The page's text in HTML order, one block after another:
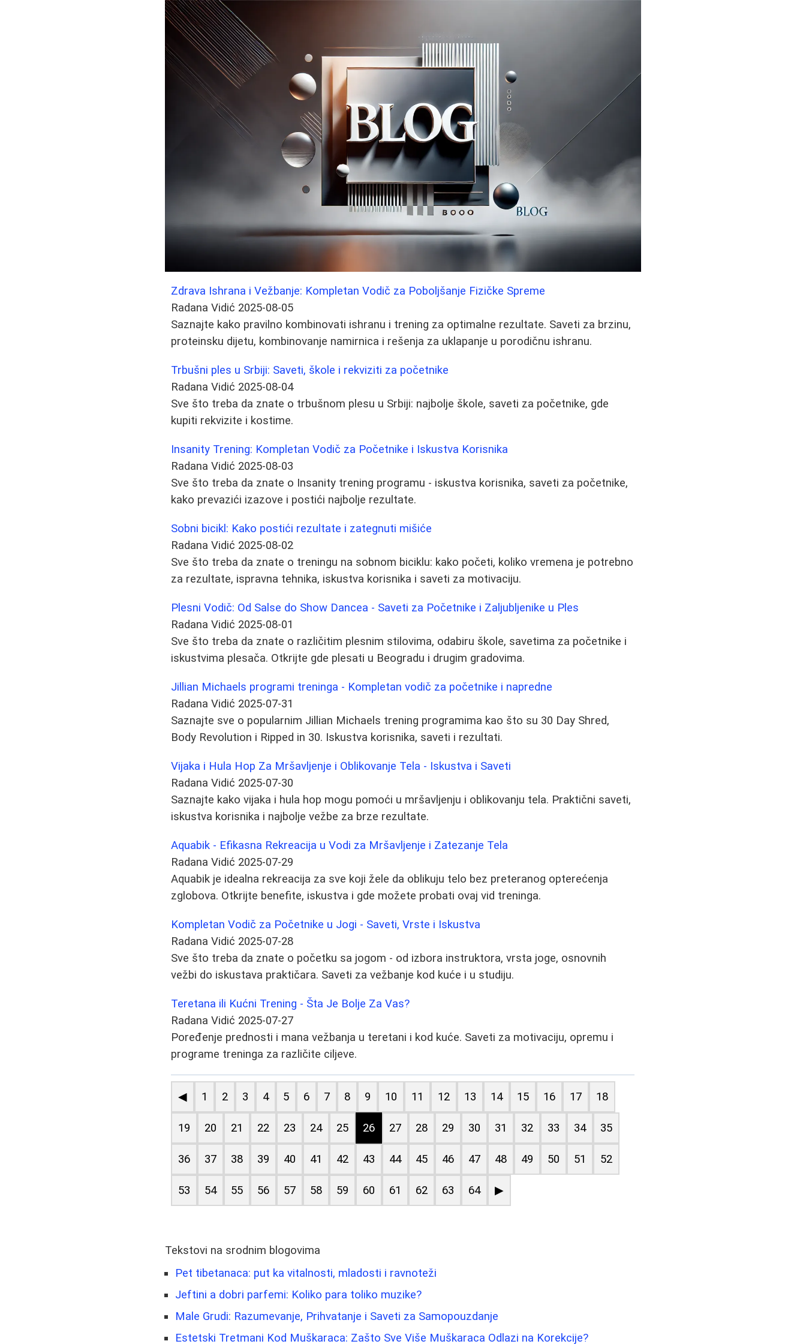
Zdrava Ishrana i Vežbanje: Kompletan Vodič za Poboljšanje Fizičke Spreme
Radana Vidić 2025-08-05
Saznajte kako pravilno kombinovati ishranu i trening za optimalne rezultate. Saveti za brzinu,
proteinsku dijetu, kombinovanje namirnica i rešenja za uklapanje u porodičnu ishranu.
Trbušni ples u Srbiji: Saveti, škole i rekviziti za početnike
Radana Vidić 2025-08-04
Sve što treba da znate o trbušnom plesu u Srbiji: najbolje škole, saveti za početnike, gde
kupiti rekvizite i kostime.
Insanity Trening: Kompletan Vodič za Početnike i Iskustva Korisnika
Radana Vidić 2025-08-03
Sve što treba da znate o Insanity trening programu - iskustva korisnika, saveti za početnike,
kako prevazići izazove i postići najbolje rezultate.
Sobni bicikl: Kako postići rezultate i zategnuti mišiće
Radana Vidić 2025-08-02
Sve što treba da znate o treningu na sobnom biciklu: kako početi, koliko vremena je potrebno
za rezultate, ispravna tehnika, iskustva korisnika i saveti za motivaciju.
Plesni Vodič: Od Salse do Show Dancea - Saveti za Početnike i Zaljubljenike u Ples
Radana Vidić 2025-08-01
Sve što treba da znate o različitim plesnim stilovima, odabiru škole, savetima za početnike i
iskustvima plesača. Otkrijte gde plesati u Beogradu i drugim gradovima.
Jillian Michaels programi treninga - Kompletan vodič za početnike i napredne
Radana Vidić 2025-07-31
Saznajte sve o popularnim Jillian Michaels trening programima kao što su 30 Day Shred,
Body Revolution i Ripped in 30. Iskustva korisnika, saveti i rezultati.
Vijaka i Hula Hop Za Mršavljenje i Oblikovanje Tela - Iskustva i Saveti
Radana Vidić 2025-07-30
Saznajte kako vijaka i hula hop mogu pomoći u mršavljenju i oblikovanju tela. Praktični saveti,
iskustva korisnika i najbolje vežbe za brze rezultate.
Aquabik - Efikasna Rekreacija u Vodi za Mršavljenje i Zatezanje Tela
Radana Vidić 2025-07-29
Aquabik je idealna rekreacija za sve koji žele da oblikuju telo bez preteranog opterećenja
zglobova. Otkrijte benefite, iskustva i gde možete probati ovaj vid treninga.
Kompletan Vodič za Početnike u Jogi - Saveti, Vrste i Iskustva
Radana Vidić 2025-07-28
Sve što treba da znate o početku sa jogom - od izbora instruktora, vrsta joge, osnovnih
vežbi do iskustava praktičara. Saveti za vežbanje kod kuće i u studiju.
Teretana ili Kućni Trening - Šta Je Bolje Za Vas?
Radana Vidić 2025-07-27
Poređenje prednosti i mana vežbanja u teretani i kod kuće. Saveti za motivaciju, opremu i
programe treninga za različite ciljeve.
◀ 1 2 3 4 5 6 7 8 9 10 11 12 13 14 15 16 17 18
19 20 21 22 23 24 25 26 27 28 29 30 31 32 33 34 35
36 37 38 39 40 41 42 43 44 45 46 47 48 49 50 51 52
53 54 55 56 57 58 59 60 61 62 63 64 ▶
Tekstovi na srodnim blogovima
Pet tibetanaca: put ka vitalnosti, mladosti i ravnoteži
Jeftini a dobri parfemi: Koliko para toliko muzike?
Male Grudi: Razumevanje, Prihvatanje i Saveti za Samopouzdanje
Estetski Tretmani Kod Muškaraca: Zašto Sve Više Muškaraca Odlazi na Korekcije?